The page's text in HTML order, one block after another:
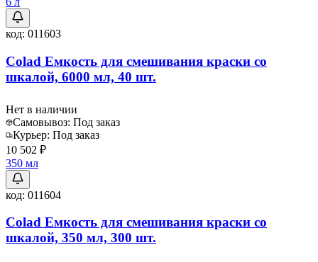
код: 011603
Colad Емкость для смешивания краски со
шкалой, 6000 мл, 40 шт.
Нет в наличии
Самовывоз: Под заказ
Курьер: Под заказ
10 502 ₽
350 мл
код: 011604
Colad Емкость для смешивания краски со
шкалой, 350 мл, 300 шт.